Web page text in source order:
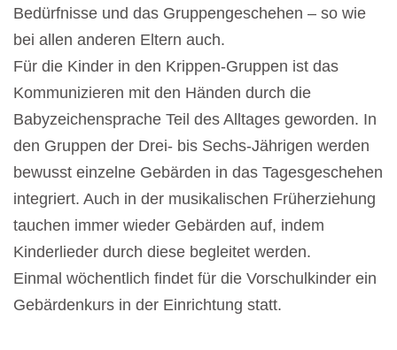
Bedürfnisse und das Gruppengeschehen – so wie
bei allen anderen Eltern auch.
Für die Kinder in den Krippen-Gruppen ist das
Kommunizieren mit den Händen durch die
Babyzeichensprache Teil des Alltages geworden. In
den Gruppen der Drei- bis Sechs-Jährigen werden
bewusst einzelne Gebärden in das Tagesgeschehen
integriert. Auch in der musikalischen Früherziehung
tauchen immer wieder Gebärden auf, indem
Kinderlieder durch diese begleitet werden.
Einmal wöchentlich findet für die Vorschulkinder ein
Gebärdenkurs in der Einrichtung statt.